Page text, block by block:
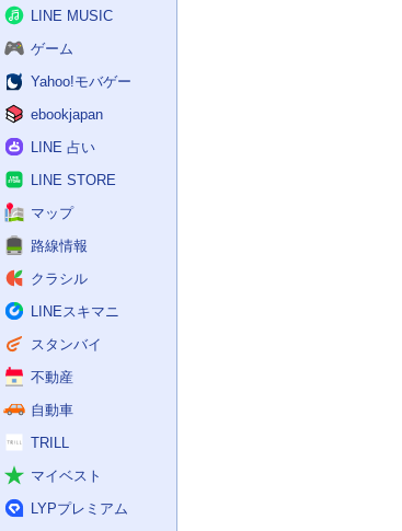
LINE MUSIC
ゲーム
Yahoo!モバゲー
ebookjapan
LINE 占い
LINE STORE
マップ
路線情報
クラシル
LINEスキマニ
スタンバイ
不動産
自動車
TRILL
マイベスト
LYPプレミアム